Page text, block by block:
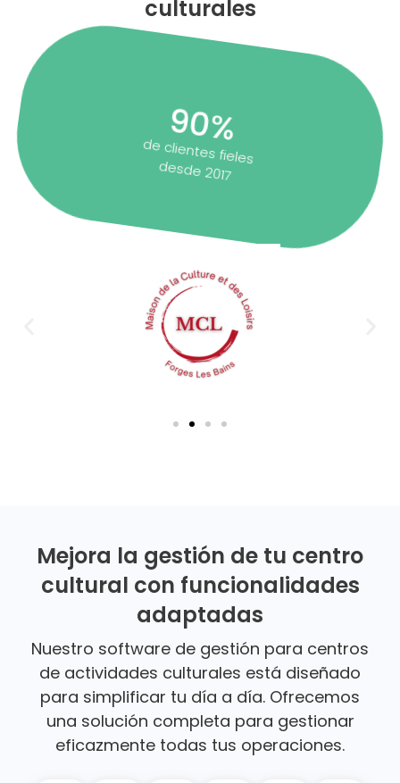
culturales
90%
de clientes fieles
desde 2017
Mejora la gestión de tu centro
cultural con funcionalidades
adaptadas
Nuestro software de gestión para centros
de actividades culturales está diseñado
para simplificar tu día a día. Ofrecemos
una solución completa para gestionar
eficazmente todas tus operaciones.